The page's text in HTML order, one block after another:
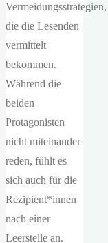
Vermeidungsstrategien,
die die Lesenden
vermittelt
bekommen.
Während die
beiden
Protagonisten
nicht miteinander
reden, fühlt es
sich auch für die
Rezipient*innen
nach einer
Leerstelle an.